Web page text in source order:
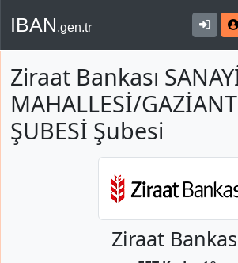
IBAN.gen.tr
Ziraat Bankası
MAHALLESİ/
ŞUBESİ Şubesi
Ziraat